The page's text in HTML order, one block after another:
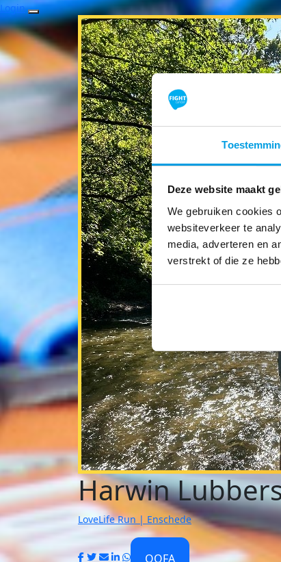
Deze website maakt
We gebruiken cookies
websiteverkeer te
media, adverteren en
verstrekt of die ze
Login
Harwin
LoveLife Run | Enschede
OOFA